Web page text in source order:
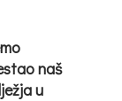
naš
u